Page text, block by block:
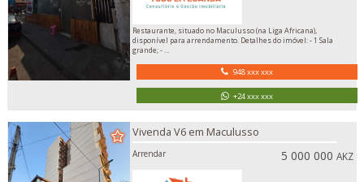
Restaurante, situado no Maculusso (na Liga Africana),
disponível para arrendamento. Detalhes do imóvel: - 1 Sala
grande; - ...
948 xxx xxx
+24 xxx xxx
Vivenda V6 em Maculusso
Arrendar 5 000 000AKZ